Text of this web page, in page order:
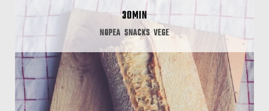
30MIN
NOPEA SNACKS VEGE